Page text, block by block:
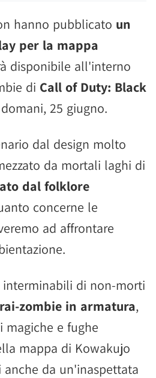
hanno pubblicato un
per la mappa
disponibile all'interno
di Call of Duty: Black
25 giugno.
dal design molto
da mortali laghi di
dal folklore
concerne le
ad affrontare
di non-morti
zombie in armatura,
magiche e fughe
mappa di Kowakujo
da un'inaspettata